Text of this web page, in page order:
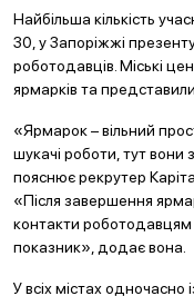
Найбільша кількість
30, у Запоріжжі
роботодавців. Міські
ярмарків та представили
«Ярмарок – вільний
шукачі роботи, тут вони
пояснює рекрутер
«Після завершення
контакти роботодавцям
показник», додає вона.
У всіх містах